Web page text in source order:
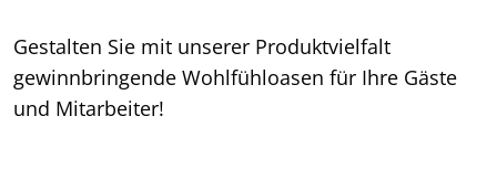
Gestalten Sie mit unserer Produktvielfalt
gewinnbringende Wohlfühloasen für Ihre Gäste
und Mitarbeiter!